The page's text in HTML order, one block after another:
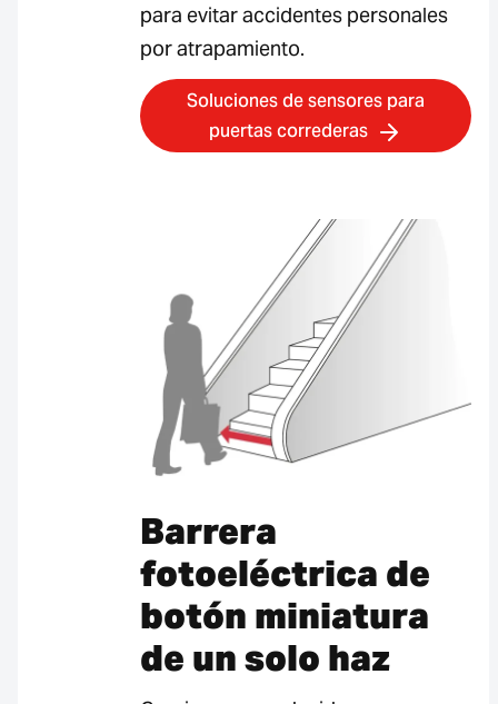
para evitar accidentes personales
por atrapamiento.
Soluciones de sensores para
puertas correderas
Barrera
fotoeléctrica de
botón miniatura
de un solo haz